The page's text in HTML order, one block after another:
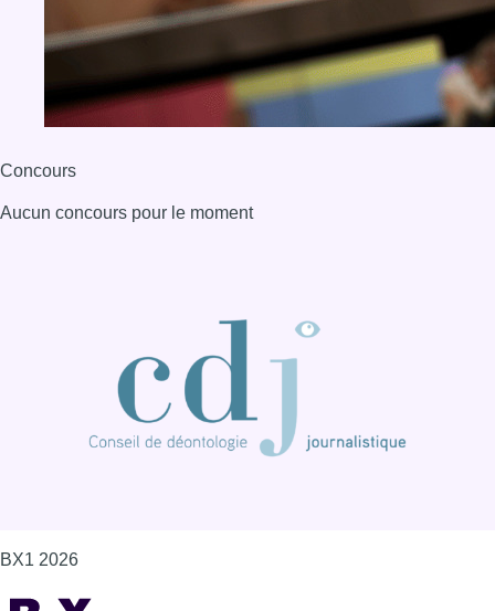
Concours
Aucun concours pour le moment
BX1 2026